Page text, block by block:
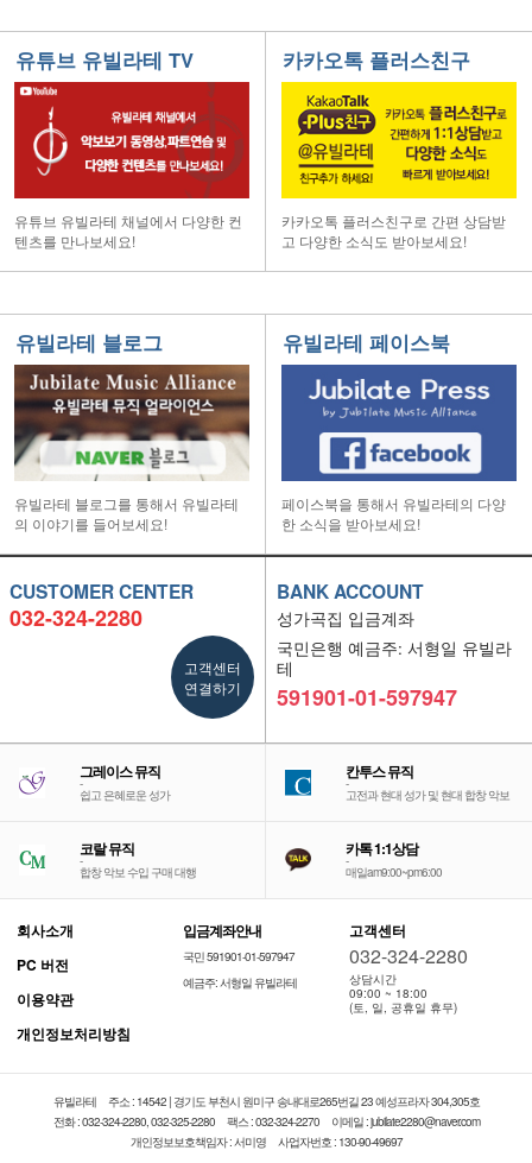
유튜브 유빌라테 TV
유튜브 유빌라테 채널에서 다양한 컨
텐츠를 만나보세요!
카카오톡 플러스친구
카카오톡 플러스친구로 간편 상담받
고 다양한 소식도 받아보세요!
유빌라테 블로그
유빌라테 블로그를 통해서 유빌라테
의 이야기를 들어보세요!
유빌라테 페이스북
페이스북을 통해서 유빌라테의 다양
한 소식을 받아보세요!
CUSTOMER CENTER
032-324-2280
고객센터
연결하기
BANK ACCOUNT
성가곡집 입금계좌
국민은행 예금주: 서형일 유빌라
테
591901-01-597947
그레이스 뮤직
-
쉽고 은혜로운 성가
칸투스 뮤직
-
고전과 현대 성가 및 현대 합창 악보
코랄 뮤직
-
합창 악보 수입 구매 대행
카톡 1:1상담
-
매일am9:00~pm6:00
회사소개
PC 버전
이용약관
개인정보처리방침
입금계좌안내
국민 591901-01-597947
예금주: 서형일 유빌라테
고객센터
032-324-2280
상담시간
09:00 ~ 18:00
(토, 일, 공휴일 휴무)
유빌라테
주소 : 14542 | 경기도 부천시 원미구 송내대로265번길 23 예성프라자 304,305호
전화 : 032-324-2280, 032-325-2280
팩스 : 032-324-2270
이메일 : jubilate2280@naver.com
개인정보보호책임자 : 서미영
사업자번호 : 130-90-49697